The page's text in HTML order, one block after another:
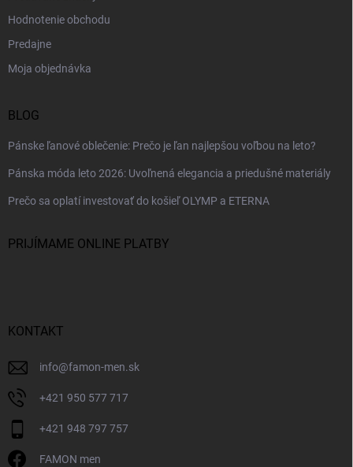
Hodnotenie obchodu
Predajne
Moja objednávka
BLOG
Pánske ľanové oblečenie: Prečo je ľan najlepšou voľbou na leto?
Pánska móda leto 2026: Uvoľnená elegancia a priedušné materiály
Prečo sa oplatí investovať do košieľ OLYMP a ETERNA
PRIJÍMAME ONLINE PLATBY
KONTAKT
info@famon-men.sk
+421 950 577 717
+421 948 797 757
FAMON men